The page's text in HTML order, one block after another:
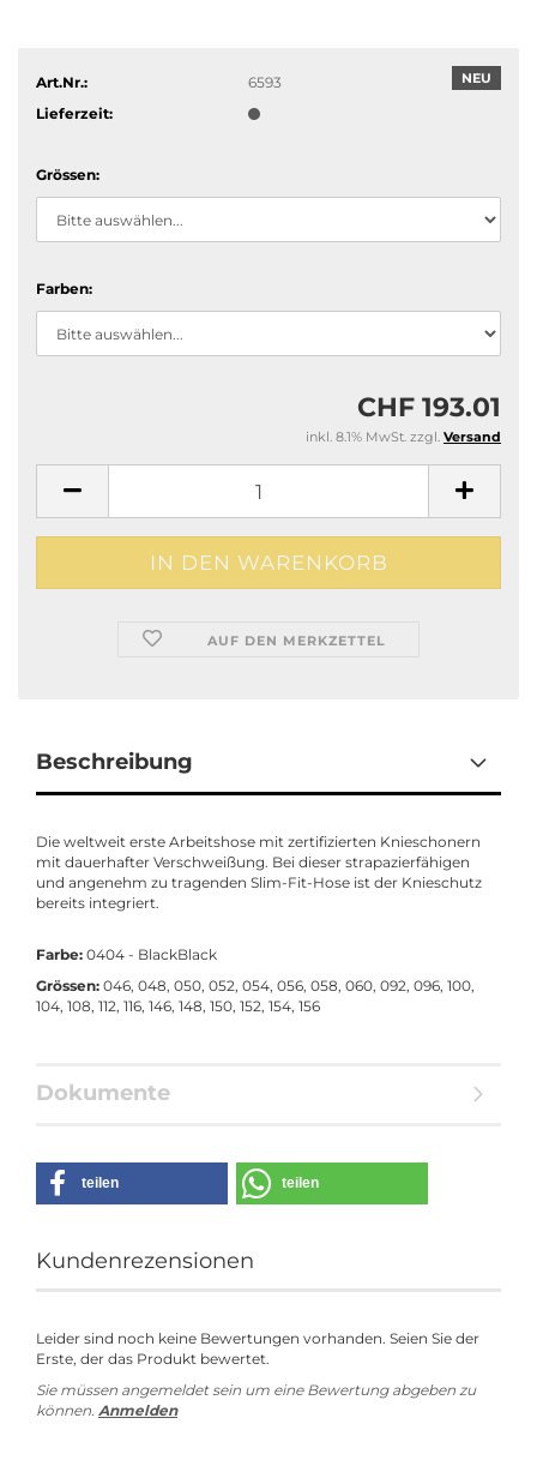
NEU
Art.Nr.:
6593
Lieferzeit:
Grössen:
Farben:
CHF 193.01
inkl. 8.1% MwSt. zzgl. Versand
AUF DEN MERKZETTEL
Beschreibung
Die weltweit erste Arbeitshose mit zertifizierten Knieschonern
mit dauerhafter Verschweißung. Bei dieser strapazierfähigen
und angenehm zu tragenden Slim-Fit-Hose ist der Knieschutz
bereits integriert.
Farbe: 0404 - BlackBlack
Grössen: 046, 048, 050, 052, 054, 056, 058, 060, 092, 096, 100,
104, 108, 112, 116, 146, 148, 150, 152, 154, 156
Dokumente
teilen teilen
Kundenrezensionen
Leider sind noch keine Bewertungen vorhanden. Seien Sie der
Erste, der das Produkt bewertet.
Sie müssen angemeldet sein um eine Bewertung abgeben zu
können. Anmelden